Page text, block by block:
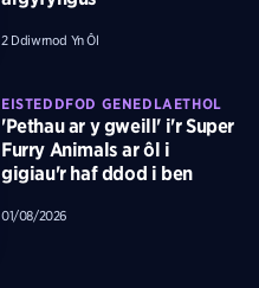
2 Ddiwrnod Yn Ôl
EISTEDDFOD GENEDLAETHOL
'Pethau ar y gweill' i'r Super
Furry Animals ar ôl i
gigiau'r haf ddod i ben
01/08/2026